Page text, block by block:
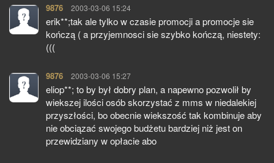
9876 pisze:
2003-03-06 15:24
erik**;tak ale tylko w czasie promocji a promocje sie
kończą ( a przyjemnosci sie szybko kończą, niestety:
(((
9876 pisze:
2003-03-06 15:27
eliop**; to by był dobry plan, a napewno pozwolił by
wiekszej ilości osób skorzystać z mms w niedalekiej
przyszłości, bo obecnie wiekszość tak kombinuje aby
nie obciązać swojego budżetu bardziej niż jest on
przewidziany w opłacie abo